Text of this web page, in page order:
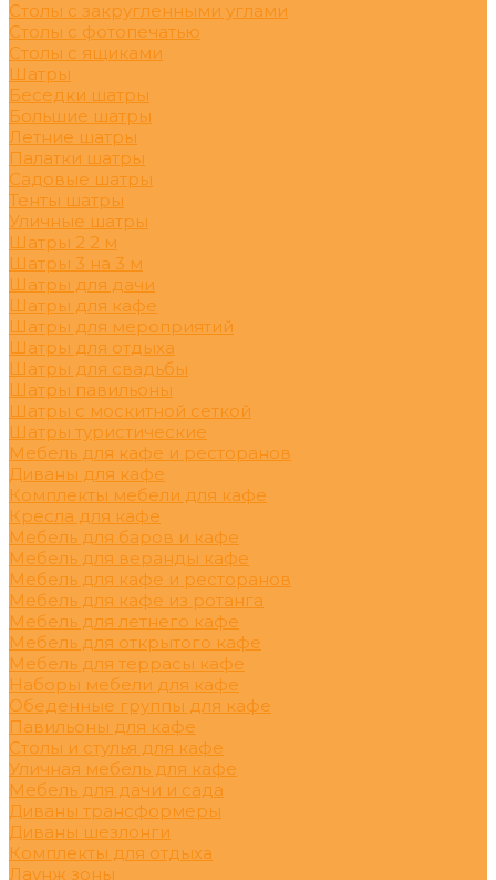
Столы с закругленными углами
Столы с фотопечатью
Столы с ящиками
Шатры
Беседки шатры
Большие шатры
Летние шатры
Палатки шатры
Садовые шатры
Тенты шатры
Уличные шатры
Шатры 2 2 м
Шатры 3 на 3 м
Шатры для дачи
Шатры для кафе
Шатры для мероприятий
Шатры для отдыха
Шатры для свадьбы
Шатры павильоны
Шатры с москитной сеткой
Шатры туристические
Мебель для кафе и ресторанов
Диваны для кафе
Комплекты мебели для кафе
Кресла для кафе
Мебель для баров и кафе
Мебель для веранды кафе
Мебель для кафе и ресторанов
Мебель для кафе из ротанга
Мебель для летнего кафе
Мебель для открытого кафе
Мебель для террасы кафе
Наборы мебели для кафе
Обеденные группы для кафе
Павильоны для кафе
Столы и стулья для кафе
Уличная мебель для кафе
Мебель для дачи и сада
Диваны трансформеры
Диваны шезлонги
Комплекты для отдыха
Лаунж зоны